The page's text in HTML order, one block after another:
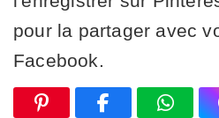
pour la partager avec
Facebook.